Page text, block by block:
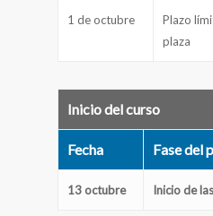
1 de octubre
Plazo
plaza
Inicio del curso
Fecha Fase del
13 octubre Inicio de